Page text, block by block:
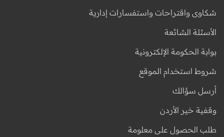
شكاوى واقتراحات واستفسارات إدارية
الأسئلة الشائعة
بوابة الحكومة الإلكترونية
شروط استخدام الموقع
أرسل سؤالك
وقفية خير الأردن
طلب الحصول على معلومة